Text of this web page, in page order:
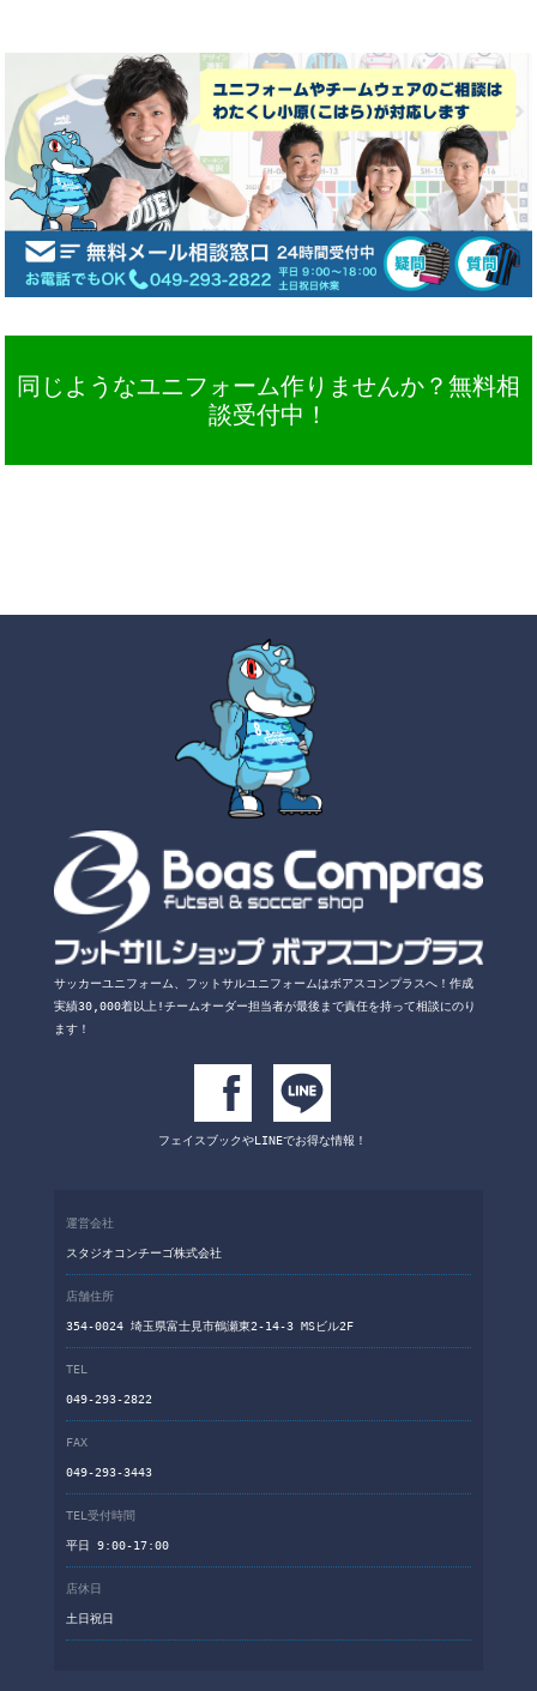
同じようなユニフォーム作りませんか？無料相
談受付中！
サッカーユニフォーム、フットサルユニフォームはボアスコンプラスへ！ 作成
実績30,000着以上!チームオーダー担当者が最後まで責任を持って相談にのり
ます！
フェイスブックやLINEでお得な情報！
運営会社
スタジオコンチーゴ株式会社
店舗住所
354-0024 埼玉県富士見市鶴瀬東2-14-3 MSビル2F
TEL
049-293-2822
FAX
049-293-3443
TEL受付時間
平日 9:00-17:00
店休日
土日祝日